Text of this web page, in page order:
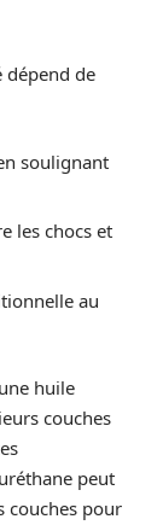
dépend de
soulignant
les chocs et
au
huile
couches
peut
couches pour